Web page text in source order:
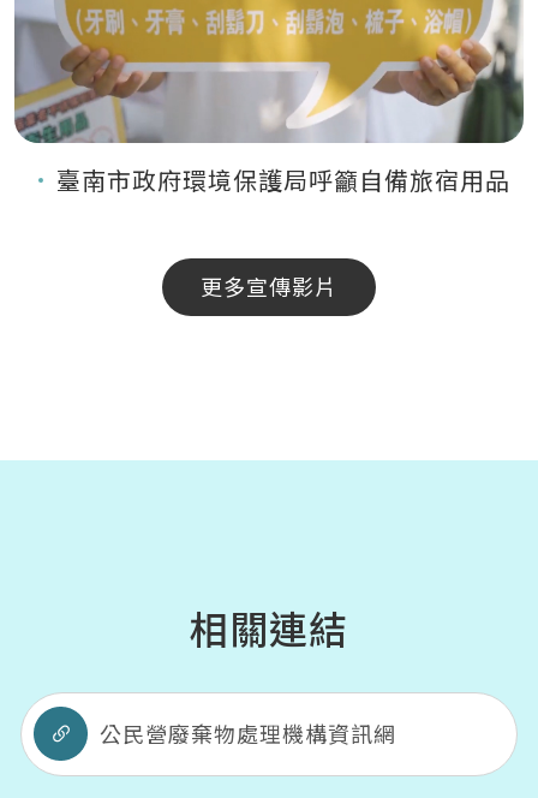
臺南市政府環境保護局呼籲自備旅宿用品
更多宣傳影片
相關連結
公民營廢棄物處理機構資訊網